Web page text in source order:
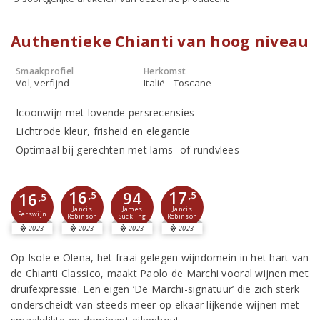
Authentieke Chianti van hoog niveau
Smaakprofiel
Vol, verfijnd
Herkomst
Italië - Toscane
Icoonwijn met lovende persrecensies
Lichtrode kleur, frisheid en elegantie
Optimaal bij gerechten met lams- of rundvlees
16 ,5
Perswijn
2023
16 ,5
Jancis
Robinson
2023
94
James
Suckling
2023
17 ,5
Jancis
Robinson
2023
Op Isole e Olena, het fraai gelegen wijndomein in het hart van
de Chianti Classico, maakt Paolo de Marchi vooral wijnen met
druifexpressie. Een eigen ‘De Marchi-signatuur’ die zich sterk
onderscheidt van steeds meer op elkaar lijkende wijnen met